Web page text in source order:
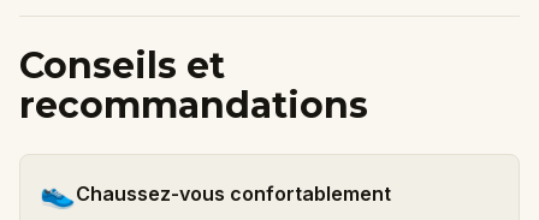
Conseils et
recommandations
👟Chaussez-vous confortablement